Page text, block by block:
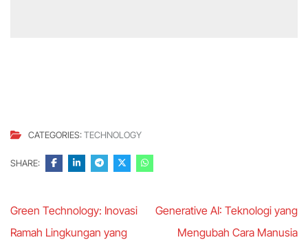
CATEGORIES:TECHNOLOGY
SHARE:
Post
navigation
Green Technology: Inovasi
Ramah Lingkungan yang
Generative AI: Teknologi yang
Mengubah Cara Manusia